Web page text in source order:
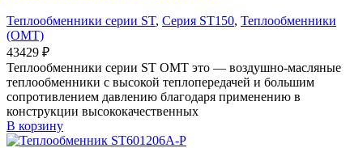
Теплообменники серии ST, Серия ST150, Теплообменники
(OMT)
43429 ₽
Теплообменники серии ST OMT это — воздушно-масляные
теплообменники с высокой теплопередачей и большим
сопротивлением давлению благодаря применению в
конструкции высококачественных
В корзину